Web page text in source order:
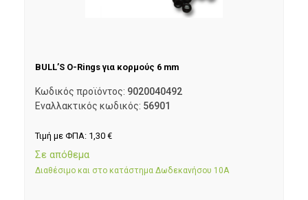
BULL’S O-Rings για κορμούς 6 mm
Κωδικός προϊόντος: 9020040492
Εναλλακτικός κωδικός: 56901
Τιμή με ΦΠΑ: 1,30 €
Σε απόθεμα
Διαθέσιμο και στο κατάστημα Δωδεκανήσου 10Α